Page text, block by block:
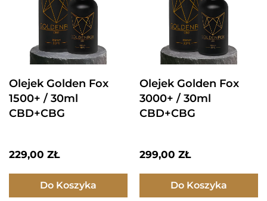
Olejek Golden Fox
1500+ / 30ml
CBD+CBG
229,00 ZŁ
Do Koszyka
Olejek Golden Fox
3000+ / 30ml
CBD+CBG
299,00 ZŁ
Do Koszyka